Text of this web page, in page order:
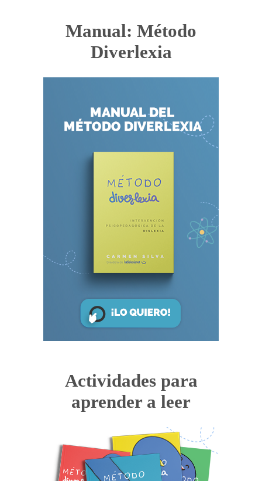
Manual: Método
Diverlexia
Actividades para
aprender a leer